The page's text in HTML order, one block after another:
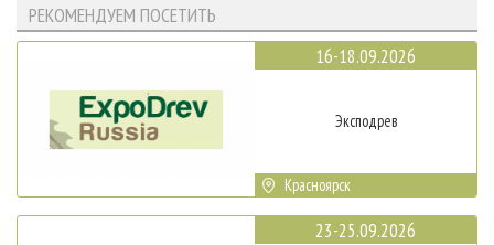
РЕКОМЕНДУЕМ ПОСЕТИТЬ
16-18.09.2026
Эксподрев
Красноярск
23-25.09.2026